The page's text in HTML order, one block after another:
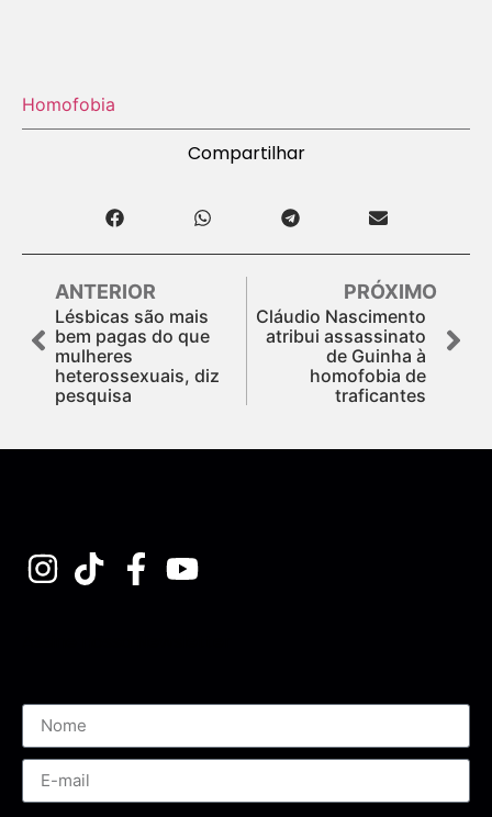
Homofobia
Compartilhar
ANTERIOR
Lésbicas são mais
bem pagas do que
mulheres
heterossexuais, diz
pesquisa
PRÓXIMO
Cláudio Nascimento
atribui assassinato
de Guinha à
homofobia de
traficantes